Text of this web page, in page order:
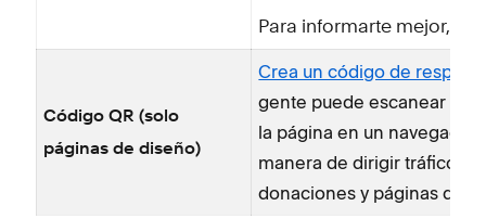
Para informarte mejor,
Código QR (solo
páginas de diseño)
Crea un código de
gente puede escanear
la página en un navegador
manera de dirigir tráfico a
donaciones y páginas de